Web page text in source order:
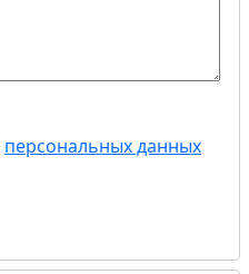
персональных данных